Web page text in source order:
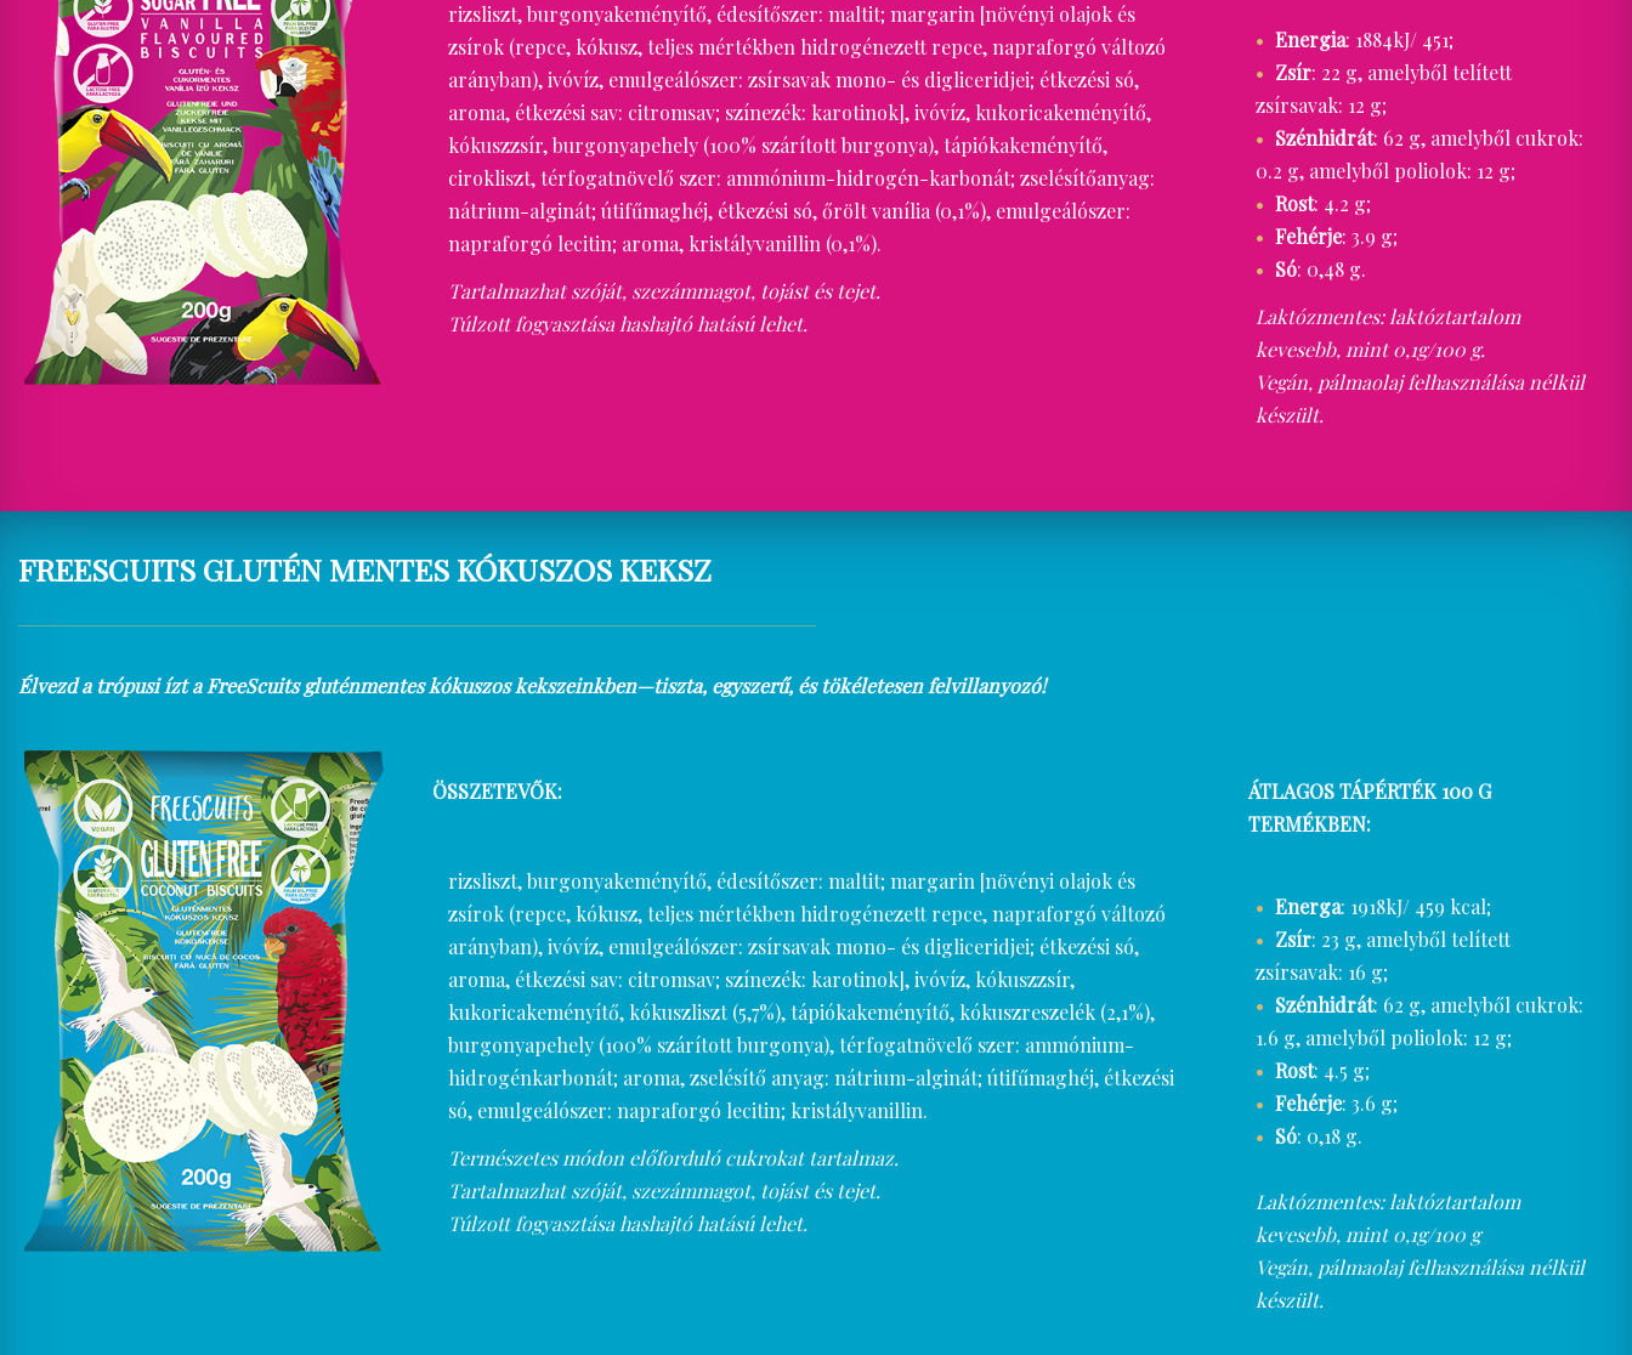
rizsliszt, burgonyakeményítő, édesítőszer: maltit; margarin [növényi olajok és
zsírok (repce, kókusz, teljes mértékben hidrogénezett repce, napraforgó változó
arányban), ivóvíz, emulgeálószer: zsírsavak mono- és digliceridjei; étkezési só,
aroma, étkezési sav: citromsav; színezék: karotinok], ivóvíz, kukoricakeményítő,
kókuszzsír, burgonyapehely (100% szárított burgonya), tápiókakeményítő,
cirokliszt, térfogatnövelő szer: ammónium-hidrogén-karbonát; zselésítőanyag:
nátrium-alginát; útifűmaghéj, étkezési só, őrölt vanília (0,1%), emulgeálószer:
napraforgó lecitin; aroma, kristályvanillin (0,1%).
Tartalmazhat szóját, szezámmagot, tojást és tejet.
Túlzott fogyasztása hashajtó hatású lehet.
Energia: 1884kJ/ 451;
Zsír: 22 g, amelyből telített
zsírsavak: 12 g;
Szénhidrát: 62 g, amelyből cukrok:
0.2 g, amelyből poliolok: 12 g;
Rost: 4.2 g;
Fehérje: 3.9 g;
Só: 0,48 g.
Laktózmentes: laktóztartalom
kevesebb, mint 0,1g/100 g.
Vegán, pálmaolaj felhasználása nélkül
készült.
FREESCUITS GLUTÉN MENTES KÓKUSZOS KEKSZ
Élvezd a trópusi ízt a FreeScuits gluténmentes kókuszos kekszeinkben—tiszta, egyszerű, és tökéletesen felvillanyozó!
ÖSSZETEVŐK:
rizsliszt, burgonyakeményítő, édesítőszer: maltit; margarin [növényi olajok és
zsírok (repce, kókusz, teljes mértékben hidrogénezett repce, napraforgó változó
arányban), ivóvíz, emulgeálószer: zsírsavak mono- és digliceridjei; étkezési só,
aroma, étkezési sav: citromsav; színezék: karotinok], ivóvíz, kókuszzsír,
kukoricakeményítő, kókuszliszt (5,7%), tápiókakeményítő, kókuszreszelék (2,1%),
burgonyapehely (100% szárított burgonya), térfogatnövelő szer: ammónium-
hidrogénkarbonát; aroma, zselésítő anyag: nátrium-alginát; útifűmaghéj, étkezési
só, emulgeálószer: napraforgó lecitin; kristályvanillin.
Természetes módon előforduló cukrokat tartalmaz.
Tartalmazhat szóját, szezámmagot, tojást és tejet.
Túlzott fogyasztása hashajtó hatású lehet.
ÁTLAGOS TÁPÉRTÉK 100 G
TERMÉKBEN:
Energa: 1918kJ/ 459 kcal;
Zsír: 23 g, amelyből telített
zsírsavak: 16 g;
Szénhidrát: 62 g, amelyből cukrok:
1.6 g, amelyből poliolok: 12 g;
Rost: 4.5 g;
Fehérje: 3.6 g;
Só: 0,18 g.
Laktózmentes: laktóztartalom
kevesebb, mint 0,1g/100 g
Vegán, pálmaolaj felhasználása nélkül
készült.